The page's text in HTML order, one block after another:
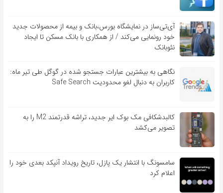
آی‌تی‌ساز در نمایشگاه بورس،بانک و بیمه از محصولات جدید
خود رونمایی می‌کند / از همکاری با بانک مسکن تا ایجاد
نئوبانک
نگاهی به بیشترین عبارات جستجو شده در گوگل طی تیر ماه:
کاربران به دنبال لغو محدودیت Safe Search
کالبدشکافی مک بوک ایر جدید، تراشه قدرتمند M2 را به
تصویر می‌کشد
سامسونگ با انتشار یک پازل، تاریخ رویداد آنپکد بعدی خود را
اعلام کرد